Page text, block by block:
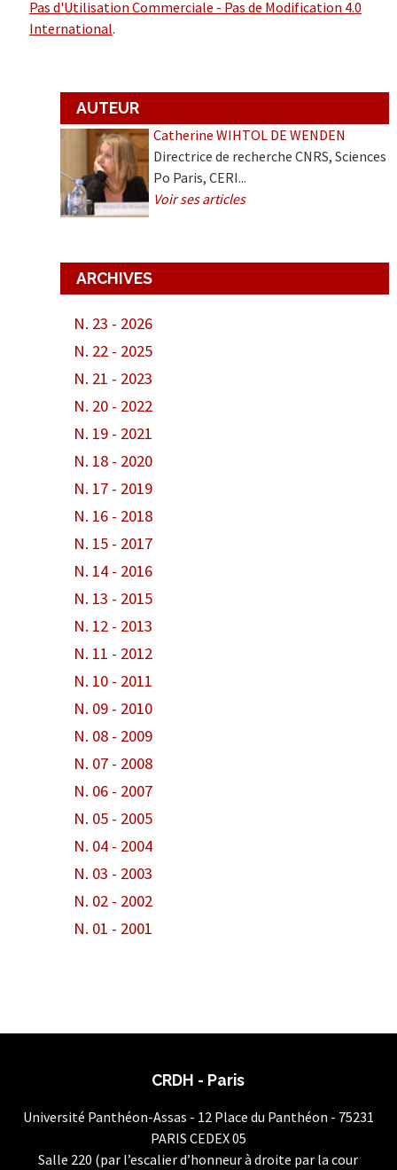
Pas d'Utilisation Commerciale - Pas de Modification 4.0
International.
AUTEUR
Catherine WIHTOL DE WENDEN
Directrice de recherche CNRS, Sciences
Po Paris, CERI...
Voir ses articles
ARCHIVES
N. 23 - 2026
N. 22 - 2025
N. 21 - 2023
N. 20 - 2022
N. 19 - 2021
N. 18 - 2020
N. 17 - 2019
N. 16 - 2018
N. 15 - 2017
N. 14 - 2016
N. 13 - 2015
N. 12 - 2013
N. 11 - 2012
N. 10 - 2011
N. 09 - 2010
N. 08 - 2009
N. 07 - 2008
N. 06 - 2007
N. 05 - 2005
N. 04 - 2004
N. 03 - 2003
N. 02 - 2002
N. 01 - 2001
CRDH - Paris
Université Panthéon-Assas - 12 Place du Panthéon - 75231
PARIS CEDEX 05
Salle 220 (par l’escalier d’honneur à droite par la cour